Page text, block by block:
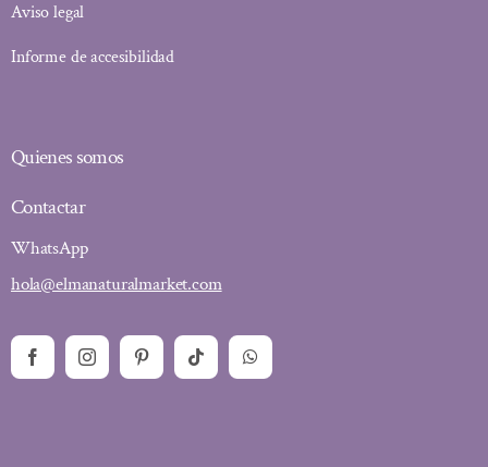
Aviso legal
Informe de accesibilidad
Quienes somos
Contactar
WhatsApp
hola@elmanaturalmarket.com